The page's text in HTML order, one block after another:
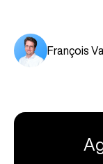
François